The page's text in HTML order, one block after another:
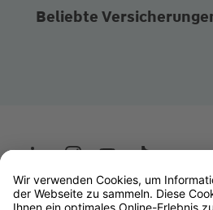
Beliebte
Wüstenrot